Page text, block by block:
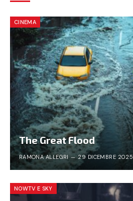
CINEMA
The Great Flood
RAMONA ALLEGRI 29 DICEMBRE 2025
NOWTV E SKY